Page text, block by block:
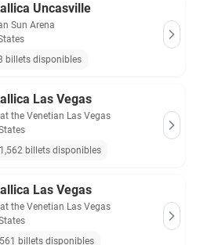
Uncasville
Sun Arena
billets disponibles
Las Vegas
the Venetian Las Vegas
1,562 billets disponibles
Las Vegas
the Venetian Las Vegas
billets disponibles